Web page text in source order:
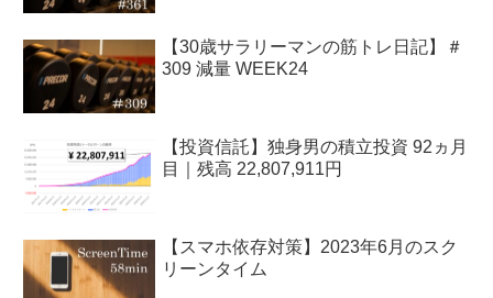
【30歳サラリーマンの筋トレ日記】＃
309 減量 WEEK24
【投資信託】独身男の積立投資 92ヵ月
目｜残高 22,807,911円
【スマホ依存対策】2023年6月のスク
リーンタイム